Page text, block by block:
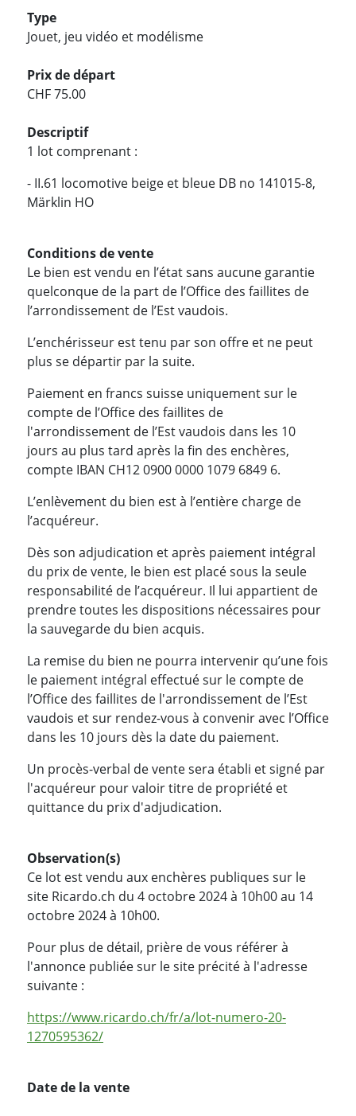
Type
Jouet, jeu vidéo et modélisme
Prix de départ
CHF 75.00
Descriptif
1 lot comprenant :
- II.61 locomotive beige et bleue DB no 141015-8,
Märklin HO
Conditions de vente
Le bien est vendu en l’état sans aucune garantie
quelconque de la part de l’Office des faillites de
l’arrondissement de l’Est vaudois.
L’enchérisseur est tenu par son offre et ne peut
plus se départir par la suite.
Paiement en francs suisse uniquement sur le
compte de l’Office des faillites de
l'arrondissement de l’Est vaudois dans les 10
jours au plus tard après la fin des enchères,
compte IBAN CH12 0900 0000 1079 6849 6.
L’enlèvement du bien est à l’entière charge de
l’acquéreur.
Dès son adjudication et après paiement intégral
du prix de vente, le bien est placé sous la seule
responsabilité de l’acquéreur. Il lui appartient de
prendre toutes les dispositions nécessaires pour
la sauvegarde du bien acquis.
La remise du bien ne pourra intervenir qu’une fois
le paiement intégral effectué sur le compte de
l’Office des faillites de l'arrondissement de l’Est
vaudois et sur rendez-vous à convenir avec l’Office
dans les 10 jours dès la date du paiement.
Un procès-verbal de vente sera établi et signé par
l'acquéreur pour valoir titre de propriété et
quittance du prix d'adjudication.
Observation(s)
Ce lot est vendu aux enchères publiques sur le
site Ricardo.ch du 4 octobre 2024 à 10h00 au 14
octobre 2024 à 10h00.
Pour plus de détail, prière de vous référer à
l'annonce publiée sur le site précité à l'adresse
suivante :
https://www.ricardo.ch/fr/a/lot-numero-20-
1270595362/
Date de la vente